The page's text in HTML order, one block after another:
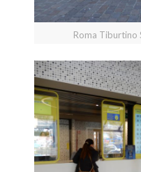
Roma Tiburtino